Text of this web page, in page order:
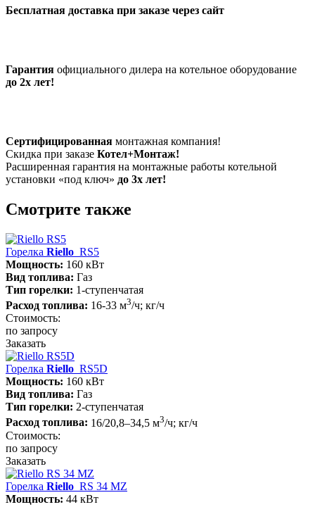
Бесплатная доставка при заказе через сайт
Гарантия официального дилера на котельное оборудование
до 2х лет!
Сертифицированная монтажная компания!
Скидка при заказе Котел+Монтаж!
Расширенная гарантия на монтажные работы котельной
установки «под ключ» до 3х лет!
Смотрите также
Горелка Riello RS5
Мощность: 160 кВт
Вид топлива: Газ
Тип горелки: 1-ступенчатая
Расход топлива: 16-33 м3/ч; кг/ч
Стоимость:
по запросу
Заказать
Горелка Riello RS5D
Мощность: 160 кВт
Вид топлива: Газ
Тип горелки: 2-ступенчатая
Расход топлива: 16/20,8–34,5 м3/ч; кг/ч
Стоимость:
по запросу
Заказать
Горелка Riello RS 34 MZ
Мощность: 44 кВт